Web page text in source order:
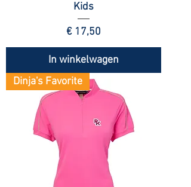
Kids
Prijs
€ 17,50
In winkelwagen
Dinja's Favorite